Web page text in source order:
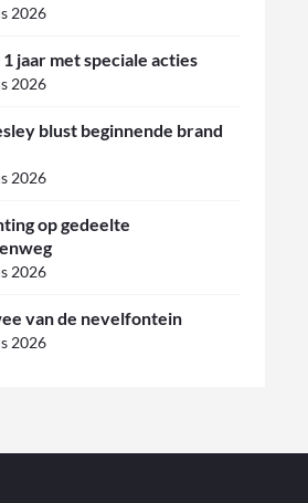
2026
jaar met speciale acties
2026
blust beginnende brand
2026
op gedeelte
2026
van de nevelfontein
2026